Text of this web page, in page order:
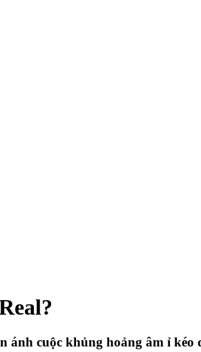
cuộc khủng hoảng âm ỉ